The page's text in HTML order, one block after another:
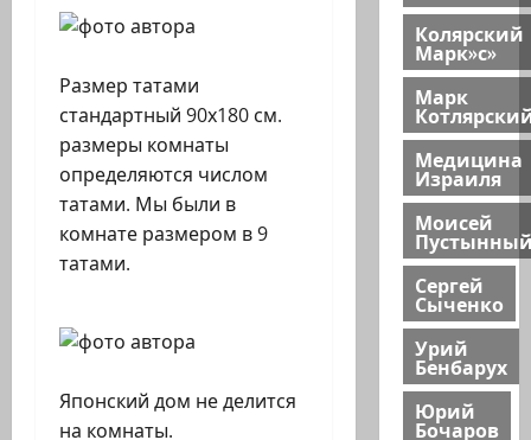
Размер татами
стандартный 90х180 см.
размеры комнаты
определяются числом
татами. Мы были в
комнате размером в 9
татами.
Японский дом не делится
на комнаты.
Колярский
Марк»с»
Марк
Медицина
Израиля
Моисей
Сергей
Сыченко
Урий
Бенбарух
Юрий
Бочаров